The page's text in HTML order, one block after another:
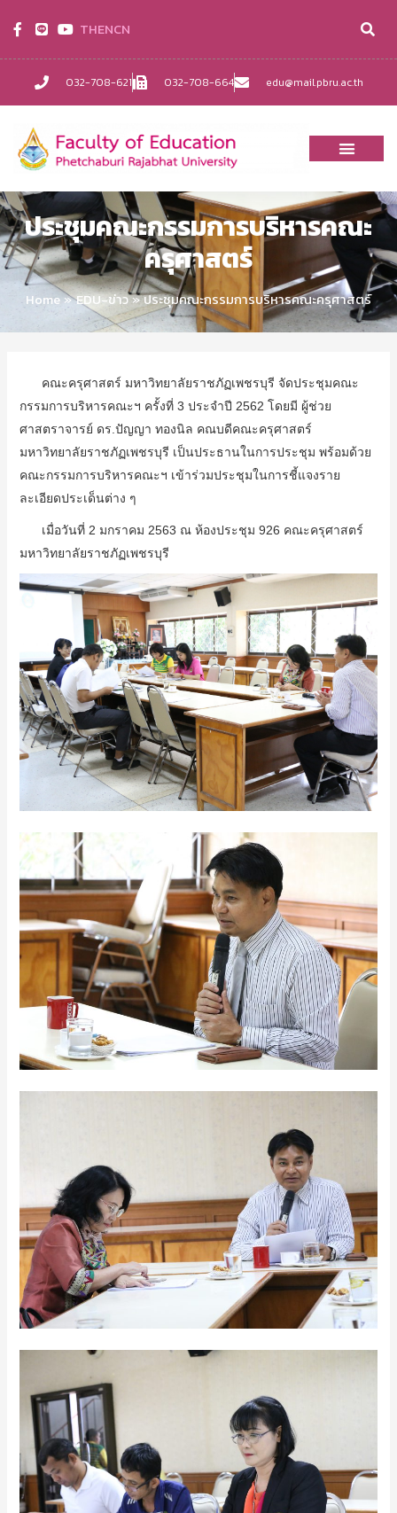
032-708-621 032-708-664 edu@mail.pbru.ac.th
THENCN
ประชุมคณะกรรมการบริหารคณะ
ครุศาสตร์
Home EDU-ข่าว ประชุมคณะกรรมการบริหารคณะครุศาสตร์
คณะครุศาสตร์ มหาวิทยาลัยราชภัฏเพชรบุรี จัดประชุมคณะ
กรรมการบริหารคณะฯ ครั้งที่ 3 ประจำปี 2562 โดยมี ผู้ช่วย
ศาสตราจารย์ ดร.ปัญญา ทองนิล คณบดีคณะครุศาสตร์
มหาวิทยาลัยราชภัฏเพชรบุรี เป็นประธานในการประชุม พร้อมด้วย
คณะกรรมการบริหารคณะฯ เข้าร่วมประชุมในการชี้แจงราย
ละเอียดประเด็นต่าง ๆ
เมื่อวันที่ 2 มกราคม 2563 ณ ห้องประชุม 926 คณะครุศาสตร์
มหาวิทยาลัยราชภัฏเพชรบุรี